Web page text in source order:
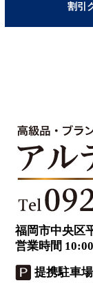
割引
福岡市中央区
営業時間
提携駐車